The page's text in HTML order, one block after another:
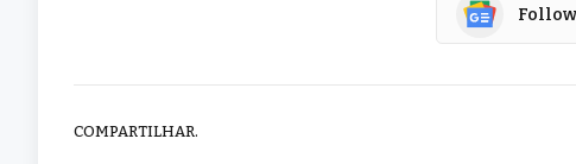
COMPARTILHAR.